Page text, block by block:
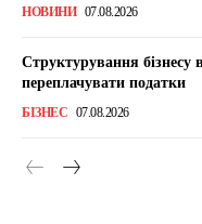
НОВИНИ 07.08.2026
Структурування бізнесу
переплачувати податки
БІЗНЕС 07.08.2026